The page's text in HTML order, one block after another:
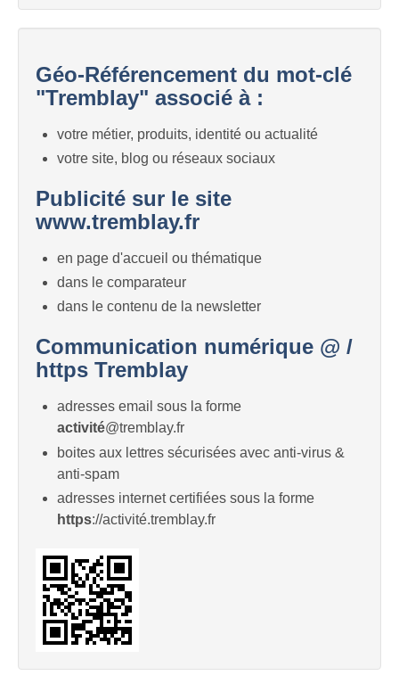
Géo-Référencement du mot-clé
"Tremblay" associé à :
votre métier, produits, identité ou actualité
votre site, blog ou réseaux sociaux
Publicité sur le site
www.tremblay.fr
en page d'accueil ou thématique
dans le comparateur
dans le contenu de la newsletter
Communication numérique @ /
https Tremblay
adresses email sous la forme
activité@tremblay.fr
boites aux lettres sécurisées avec anti-virus &
anti-spam
adresses internet certifiées sous la forme
https://activité.tremblay.fr